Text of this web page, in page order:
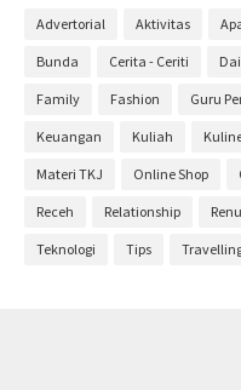
Advertorial Aktivitas
Bunda Cerita - Ceriti
Family Fashion Guru
Keuangan Kuliah
Materi TKJ Online Shop
Receh Relationship
Teknologi Tips